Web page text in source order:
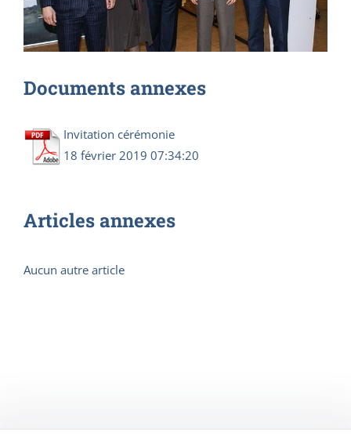
Documents annexes
Invitation cérémonie
18 février 2019 07:34:20
Articles annexes
Aucun autre article